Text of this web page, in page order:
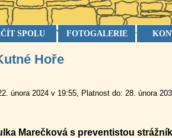
SPOLU FOTOGALERIE
Hoře
února 2024 v 19:55 Platnost do: 28. února
Marečková s preventistou